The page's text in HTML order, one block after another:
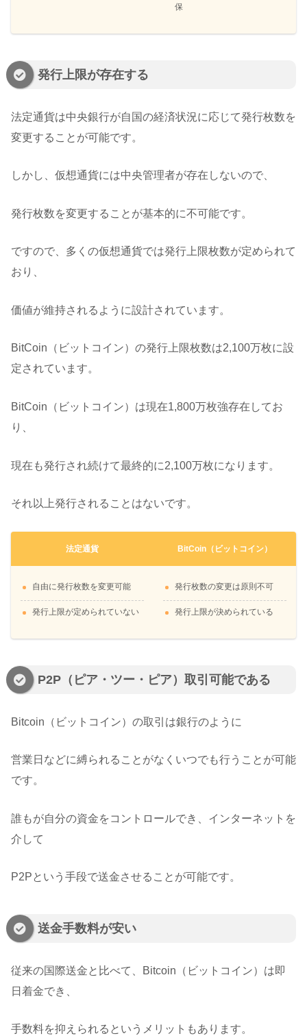
保
発行上限が存在する
法定通貨は中央銀行が自国の経済状況に応じて発行枚数を
変更することが可能です。
しかし、仮想通貨には中央管理者が存在しないので、
発行枚数を変更することが基本的に不可能です。
ですので、多くの仮想通貨では発行上限枚数が定められて
おり、
価値が維持されるように設計されています。
BitCoin（ビットコイン）の発行上限枚数は2,100万枚に設
定されています。
BitCoin（ビットコイン）は現在1,800万枚強存在してお
り、
現在も発行され続けて最終的に2,100万枚になります。
それ以上発行されることはないです。
法定通貨
自由に発行枚数を変更可能
発行上限が定められていない
BitCoin（ビットコイン）
発行枚数の変更は原則不可
発行上限が決められている
P2P（ピア・ツー・ピア）取引可能である
Bitcoin（ビットコイン）の取引は銀行のように
営業日などに縛られることがなくいつでも行うことが可能
です。
誰もが自分の資金をコントロールでき、インターネットを
介して
P2Pという手段で送金させることが可能です。
送金手数料が安い
従来の国際送金と比べて、Bitcoin（ビットコイン）は即
日着金でき、
手数料を抑えられるというメリットもあります。